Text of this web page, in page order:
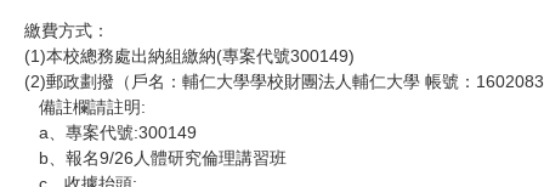
繳費方式：
(1)本校總務處出納組繳納(專案代號300149)
(2)郵政劃撥（戶名：輔仁大學學校財團法人輔仁大學 帳號：
備註欄請註明:
a、專案代號:300149
b、報名9/26人體研究倫理講習班
c、收據抬頭: